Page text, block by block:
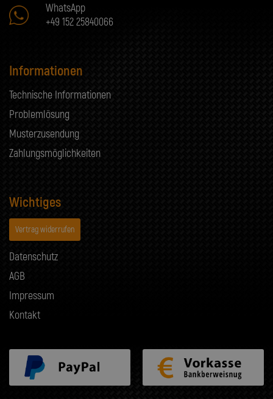
WhatsApp
+49 152 25840066
Informationen
Technische Informationen
Problemlösung
Musterzusendung
Zahlungsmöglichkeiten
Wichtiges
Vertrag widerrufen
Datenschutz
AGB
Impressum
Kontakt